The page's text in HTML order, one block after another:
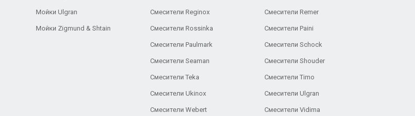
Мойки Ulgran
Мойки Zigmund & Shtain
Смесители Reginox Смесители Remer
Смесители Rossinka Смесители Paini
Смесители Paulmark Смесители Schock
Смесители Seaman Смесители Shouder
Смесители Teka Смесители Timo
Смесители Ukinox Смесители Ulgran
Смесители Webert Смесители Vidima